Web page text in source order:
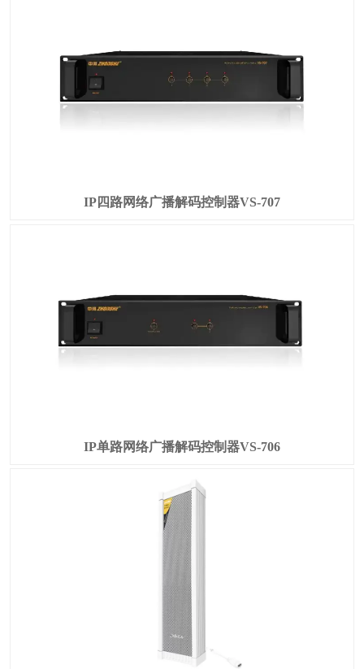
IP四路网络广播解码控制器VS-707
IP单路网络广播解码控制器VS-706